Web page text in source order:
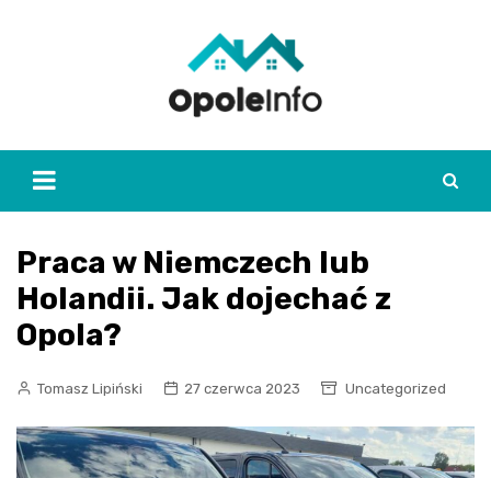
Praca w Niemczech lub
Holandii. Jak dojechać z
Opola?
Tomasz Lipiński 27 czerwca 2023 Uncategorized